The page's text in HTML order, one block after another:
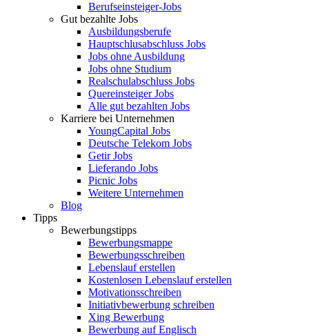
Berufseinsteiger-Jobs
Gut bezahlte Jobs
Ausbildungsberufe
Hauptschlusabschluss Jobs
Jobs ohne Ausbildung
Jobs ohne Studium
Realschulabschluss Jobs
Quereinsteiger Jobs
Alle gut bezahlten Jobs
Karriere bei Unternehmen
YoungCapital Jobs
Deutsche Telekom Jobs
Getir Jobs
Lieferando Jobs
Picnic Jobs
Weitere Unternehmen
Blog
Tipps
Bewerbungstipps
Bewerbungsmappe
Bewerbungsschreiben
Lebenslauf erstellen
Kostenlosen Lebenslauf erstellen
Motivationsschreiben
Initiativbewerbung schreiben
Xing Bewerbung
Bewerbung auf Englisch